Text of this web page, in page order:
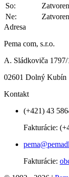
So:
Ne:
Adresa
Pema com, s.r.o.
A. Sládkoviča 1797/
02601 Dolný Kubín
Kontakt
(+421) 43
Fakturácie:
Fakturácie: